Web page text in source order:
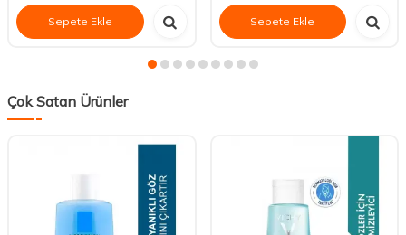
Sepete Ekle Sepete Ekle
Çok Satan Ürünler